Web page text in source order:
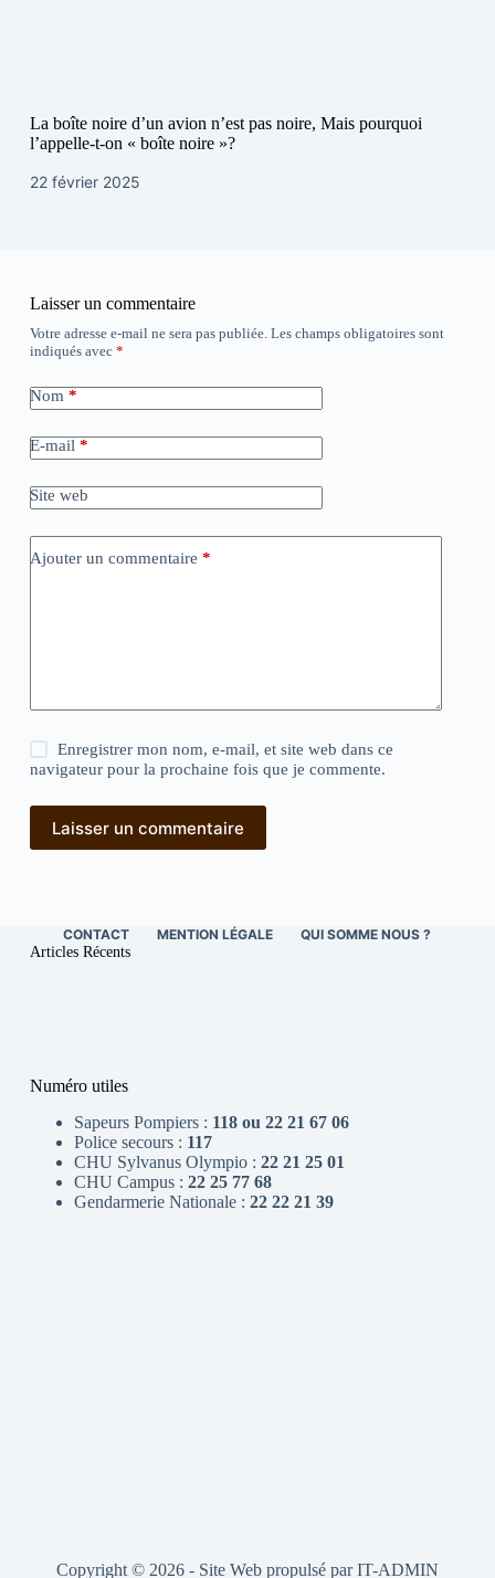
La boîte noire d’un avion n’est pas noire, Mais pourquoi
l’appelle-t-on « boîte noire »?
22 février 2025
Laisser un commentaire
Votre adresse e-mail ne sera pas publiée. Les champs obligatoires sont
indiqués avec *
Nom*
E-mail*
Site web
Ajouter un commentaire *
Enregistrer mon nom, e-mail, et site web dans ce
navigateur pour la prochaine fois que je commente.
Laisser un commentaire
CONTACT MENTION LÉGALE QUI SOMME NOUS ?
Articles Récents
Numéro utiles
Sapeurs Pompiers : 118 ou 22 21 67 06
Police secours : 117
CHU Sylvanus Olympio : 22 21 25 01
CHU Campus : 22 25 77 68
Gendarmerie Nationale : 22 22 21 39
Copyright © 2026 - Site Web propulsé parIT-ADMIN